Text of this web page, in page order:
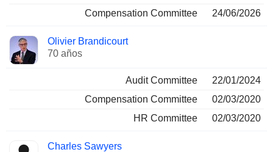
Compensation Committee
24/06/2026
Olivier Brandicourt
70 años
Audit Committee
22/01/2024
Compensation Committee
02/03/2020
HR Committee
02/03/2020
Charles Sawyers